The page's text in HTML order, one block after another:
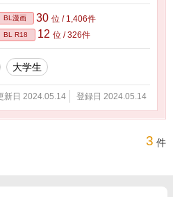
BL漫画 30 位 / 1,406件
BL R18 12 位 / 326件
大学生
新日 2024.05.14 登録日 2024.05.14
3 件